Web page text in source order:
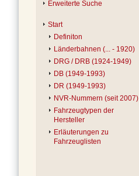
Erweiterte Suche
Start
Definiton
Länderbahnen (... - 1920)
DRG / DRB (1924-1949)
DB (1949-1993)
DR (1949-1993)
NVR-Nummern (seit 2007)
Fahrzeugtypen der
Hersteller
Erläuterungen zu
Fahrzeuglisten